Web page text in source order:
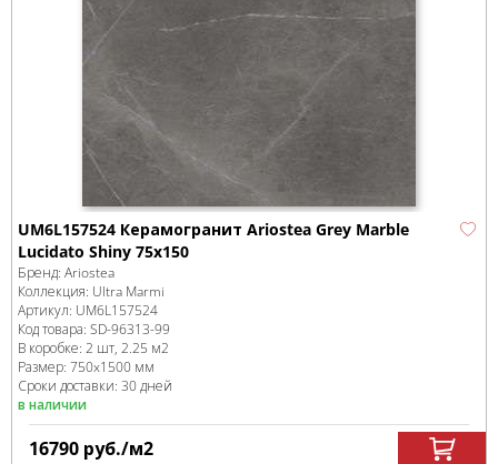
UM6L157524 Керамогранит Ariostea Grey Marble
Lucidato Shiny 75x150
Бренд: Ariostea
Коллекция: Ultra Marmi
Артикул: UM6L157524
Код товара: SD-96313-99
В коробке: 2 шт, 2.25 м2
Размер: 750x1500 мм
Сроки доставки: 30 дней
в наличии
16790 руб./м2